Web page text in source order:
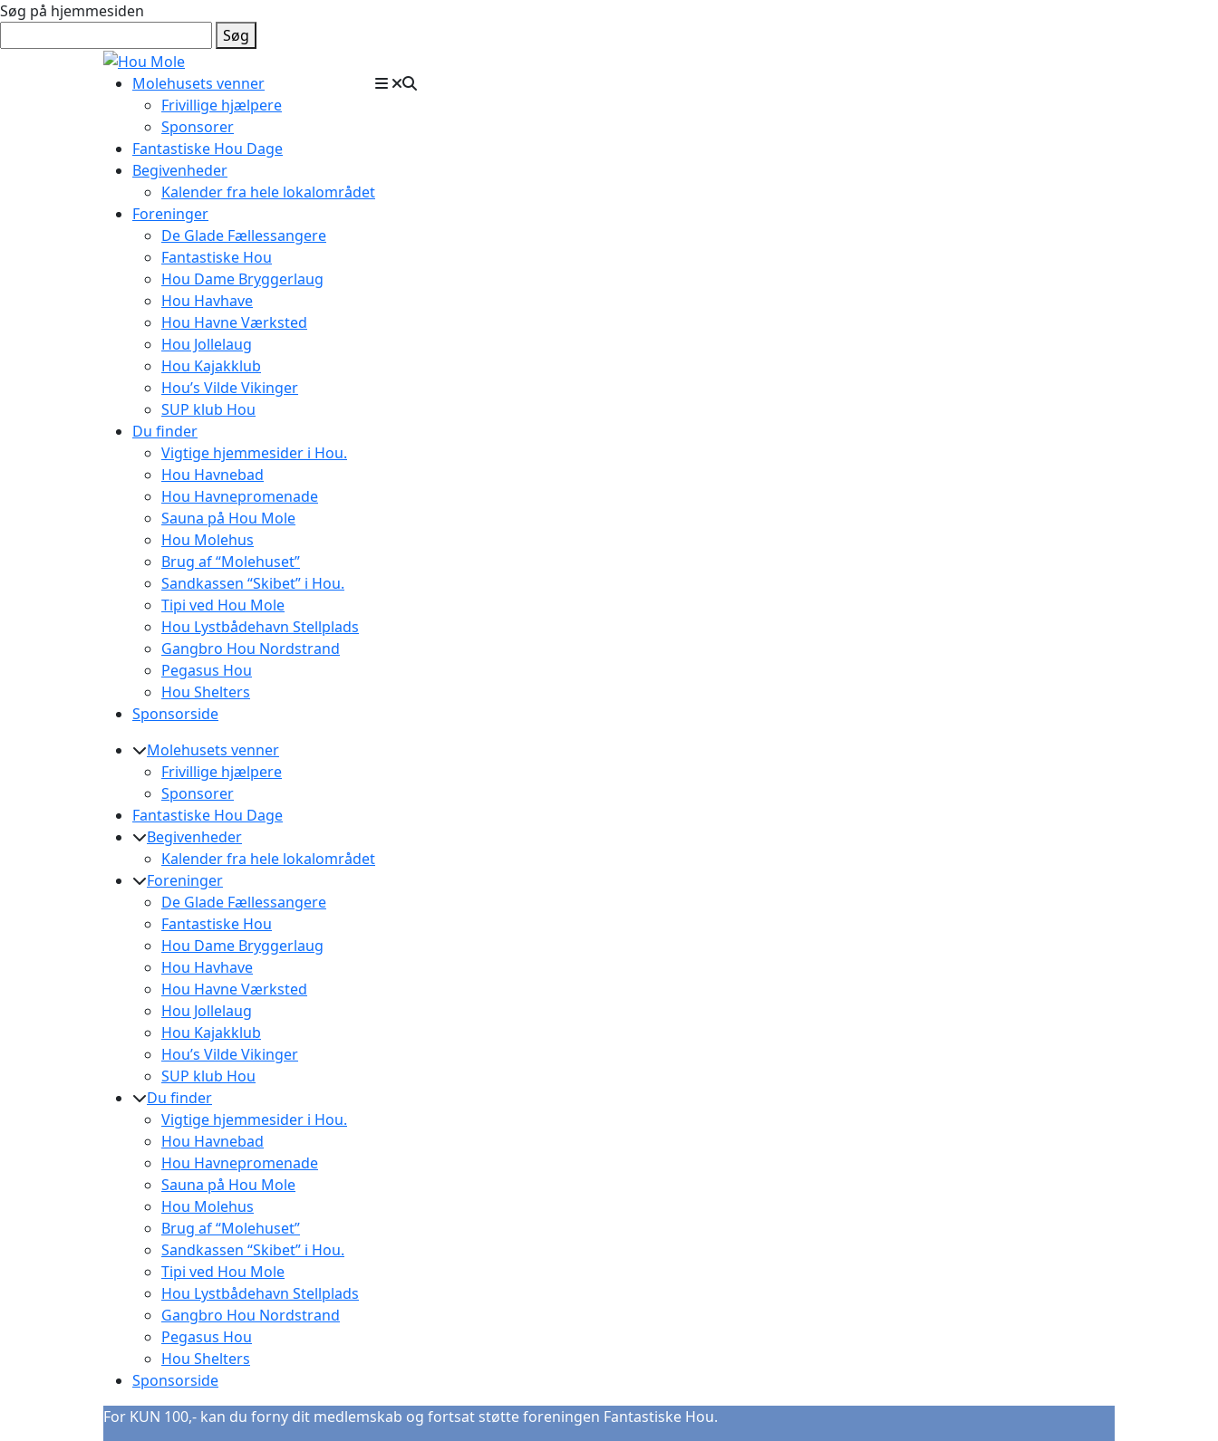
Søg på hjemmesiden
Søg
Molehusets venner
Frivillige hjælpere
Sponsorer
Fantastiske Hou Dage
Begivenheder
Kalender fra hele lokalområdet
Foreninger
De Glade Fællessangere
Fantastiske Hou
Hou Dame Bryggerlaug
Hou Havhave
Hou Havne Værksted
Hou Jollelaug
Hou Kajakklub
Hou’s Vilde Vikinger
SUP klub Hou
Du finder
Vigtige hjemmesider i Hou.
Hou Havnebad
Hou Havnepromenade
Sauna på Hou Mole
Hou Molehus
Brug af “Molehuset”
Sandkassen “Skibet” i Hou.
Tipi ved Hou Mole
Hou Lystbådehavn Stellplads
Gangbro Hou Nordstrand
Pegasus Hou
Hou Shelters
Sponsorside
Molehusets venner
Frivillige hjælpere
Sponsorer
Fantastiske Hou Dage
Begivenheder
Kalender fra hele lokalområdet
Foreninger
De Glade Fællessangere
Fantastiske Hou
Hou Dame Bryggerlaug
Hou Havhave
Hou Havne Værksted
Hou Jollelaug
Hou Kajakklub
Hou’s Vilde Vikinger
SUP klub Hou
Du finder
Vigtige hjemmesider i Hou.
Hou Havnebad
Hou Havnepromenade
Sauna på Hou Mole
Hou Molehus
Brug af “Molehuset”
Sandkassen “Skibet” i Hou.
Tipi ved Hou Mole
Hou Lystbådehavn Stellplads
Gangbro Hou Nordstrand
Pegasus Hou
Hou Shelters
Sponsorside
For KUN 100,- kan du forny dit medlemskab og fortsat støtte foreningen Fantastiske Hou.